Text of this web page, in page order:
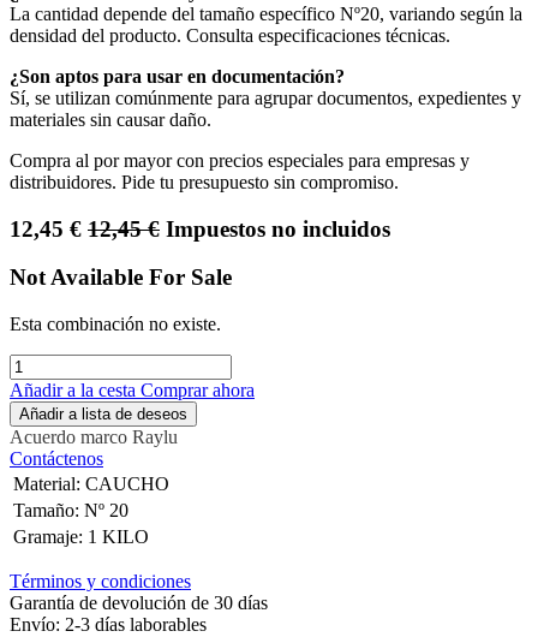
La cantidad depende del tamaño específico Nº20, variando según la
densidad del producto. Consulta especificaciones técnicas.
¿Son aptos para usar en documentación?
Sí, se utilizan comúnmente para agrupar documentos, expedientes y
materiales sin causar daño.
Compra al por mayor con precios especiales para empresas y
distribuidores. Pide tu presupuesto sin compromiso.
12,45 € 12,45€ Impuestos no incluidos
Not Available For Sale
Esta combinación no existe.
Añadir a la cesta Comprar ahora
Añadir a lista de deseos
Acuerdo marco Raylu
Contáctenos
Material: CAUCHO
Tamaño: Nº 20
Gramaje: 1 KILO
Términos y condiciones
Garantía de devolución de 30 días
Envío: 2-3 días laborables